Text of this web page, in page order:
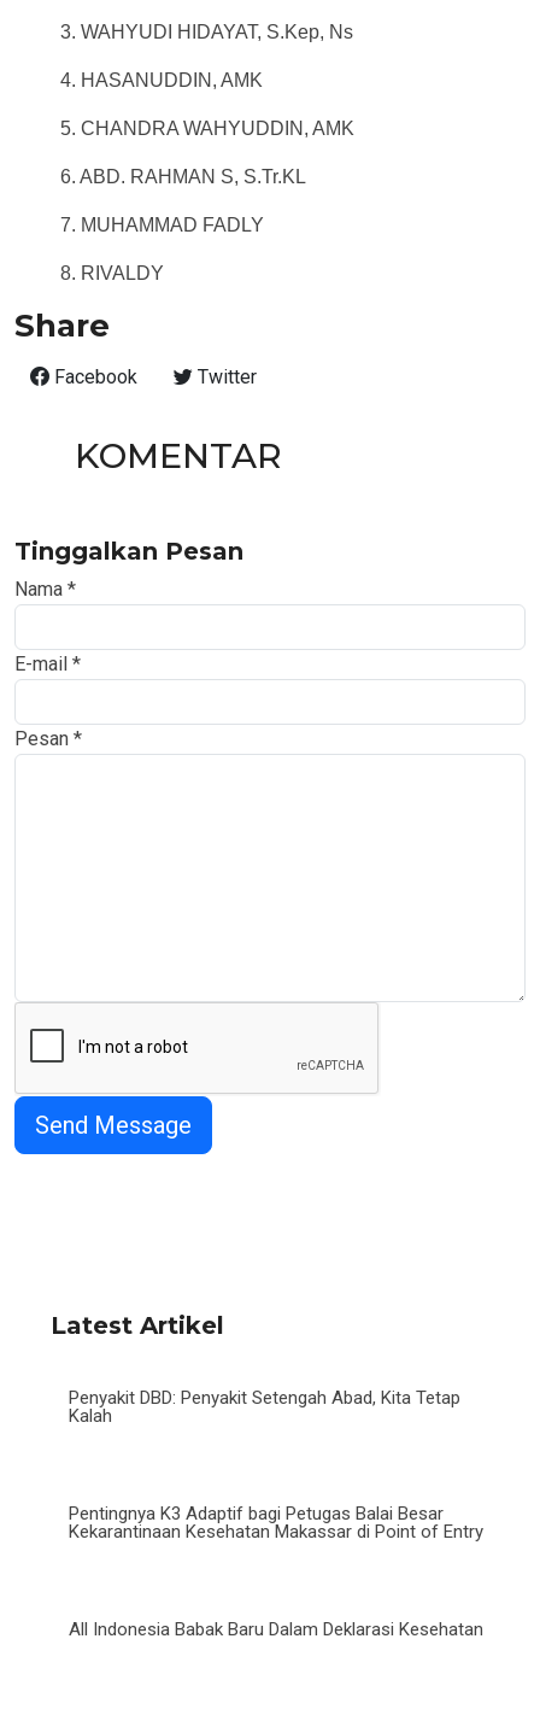
3. WAHYUDI HIDAYAT, S.Kep, Ns
4. HASANUDDIN, AMK
5. CHANDRA WAHYUDDIN, AMK
6. ABD. RAHMAN S, S.Tr.KL
7. MUHAMMAD FADLY
8. RIVALDY
Share
Facebook Twitter
KOMENTAR
Tinggalkan Pesan
Nama *
E-mail *
Pesan *
Latest Artikel
Penyakit DBD: Penyakit Setengah Abad, Kita Tetap
Kalah
Pentingnya K3 Adaptif bagi Petugas Balai Besar
Kekarantinaan Kesehatan Makassar di Point of Entry
All Indonesia Babak Baru Dalam Deklarasi Kesehatan